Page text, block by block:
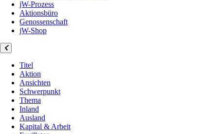
jW-Prozess
Aktionsbüro
Genossenschaft
jW-Shop
Titel
Aktion
Ansichten
Schwerpunkt
Thema
Inland
Ausland
Kapital & Arbeit